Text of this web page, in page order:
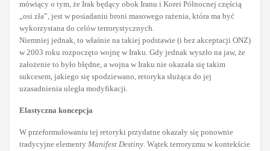
mówiący o tym, że Irak będący obok Iranu i Korei Północnej częścią
„osi zła”, jest w posiadaniu broni masowego rażenia, która ma być
wykorzystana do celów terrorystycznych.
Niemniej jednak, to właśnie na takiej podstawie (i bez akceptacji ONZ)
w 2003 roku rozpoczęto wojnę w Iraku. Gdy jednak wyszło na jaw, że
założenie to było błędne, a wojna w Iraku nie okazała się takim
sukcesem, jakiego się spodziewano, retoryka służąca do jej
uzasadnienia uległa modyfikacji.
Elastyczna koncepcja
W przeformułowaniu tej retoryki przydatne okazały się ponownie
tradycyjne elementy Manifest Destiny. Wątek terroryzmu w kontekście